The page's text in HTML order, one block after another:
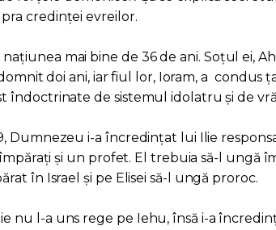
credinței evreilor.
mai bine de 36 de ani. Soțul ei,
doi ani, iar fiul lor, Ioram, a condus
îndoctrinate de sistemul idolatru și de
Dumnezeu i-a încredințat lui Ilie
împărați și un profet. El trebuia să-l ungă
în Israel și pe Elisei să-l ungă proroc.
nu l-a uns rege pe Iehu, însă i-a